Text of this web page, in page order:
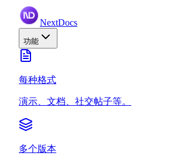
NextDocs
功能
每种格式
演示、文档、社交帖子等。
多个版本